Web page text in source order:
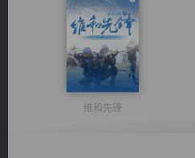
维和先锋